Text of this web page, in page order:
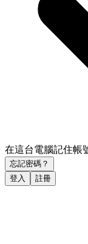
在這台電腦記住帳
忘記密碼？
登入
註冊